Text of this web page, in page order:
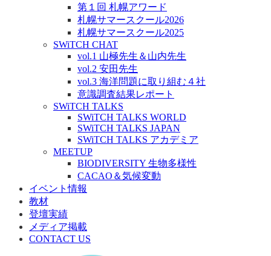
第１回 札幌アワード
札幌サマースクール2026
札幌サマースクール2025
SWiTCH CHAT
vol.1 山極先生＆山内先生
vol.2 安田先生
vol.3 海洋問題に取り組む４社
意識調査結果レポート
SWiTCH TALKS
SWiTCH TALKS WORLD
SWiTCH TALKS JAPAN
SWiTCH TALKS アカデミア
MEETUP
BIODIVERSITY 生物多様性
CACAO＆気候変動
イベント情報
教材
登壇実績
メディア掲載
CONTACT US